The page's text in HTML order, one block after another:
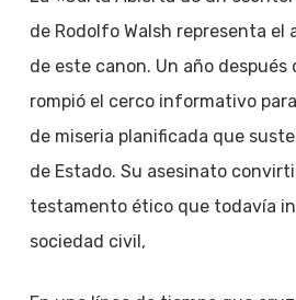
de Rodolfo Walsh representa
de este canon. Un año después
rompió el cerco informativo
de miseria planificada que
de Estado. Su asesinato
testamento ético que todavía
sociedad civil,